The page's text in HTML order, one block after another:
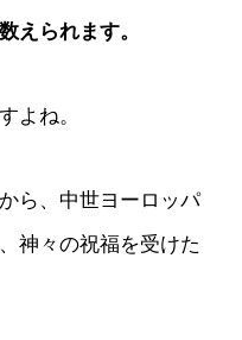
えられます。
よね。
ら、中世ヨーロッパ
神々の祝福を受けた